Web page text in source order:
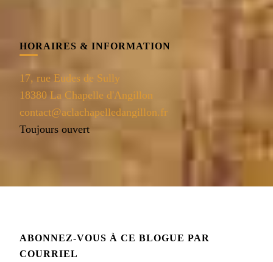
HORAIRES & INFORMATION
17, rue Eudes de Sully
18380 La Chapelle d'Angillon
contact@aclachapelledangillon.fr
Toujours ouvert
ABONNEZ-VOUS À CE BLOGUE PAR
COURRIEL